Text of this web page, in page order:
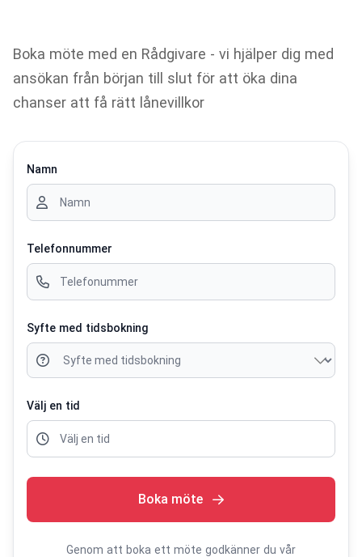
Boka möte med en Rådgivare - vi hjälper dig med
ansökan från början till slut för att öka dina
chanser att få rätt lånevillkor
Namn
Telefonnummer
Syfte med tidsbokning
Välj en tid
Välj en tid
Boka möte
Genom att boka ett möte godkänner du vår